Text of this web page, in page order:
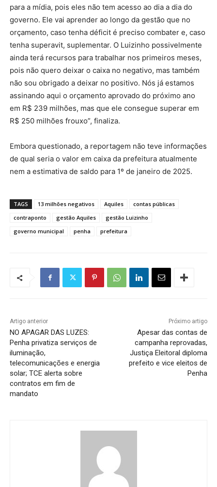
para a mídia, pois eles não tem acesso ao dia a dia do
governo. Ele vai aprender ao longo da gestão que no
orçamento, caso tenha déficit é preciso combater e, caso
tenha superavit, suplementar. O Luizinho possivelmente
ainda terá recursos para trabalhar nos primeiros meses,
pois não quero deixar o caixa no negativo, mas também
não sou obrigado a deixar no positivo. Nós já estamos
assinando aqui o orçamento aprovado do próximo ano
em R$ 239 milhões, mas que ele consegue superar em
R$ 250 milhões frouxo”, finaliza.
Embora questionado, a reportagem não teve informações
de qual seria o valor em caixa da prefeitura atualmente
nem a estimativa de saldo para 1º de janeiro de 2025.
TAGS 13 milhões negativos Aquiles
contas públicas
contraponto
gestão Aquiles
gestão Luizinho
governo municipal
penha prefeitura
Artigo anterior
NO APAGAR DAS LUZES:
Penha privatiza serviços de
iluminação,
telecomunicações e energia
solar; TCE alerta sobre
contratos em fim de
mandato
Próximo artigo
Apesar das contas de
campanha reprovadas,
Justiça Eleitoral diploma
prefeito e vice eleitos de
Penha